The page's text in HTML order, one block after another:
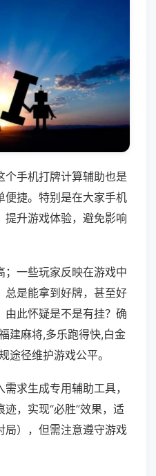
个手机打牌计算辅助也是
便捷。特别是在大家手机
提升游戏体验，避免影响
；一些玩家反映在游戏中
总是能拿到好牌，甚至好
由此怀疑是不是有挂？确
建麻将,多乐跑得快,白金
途径维护游戏公平。
求生成专用辅助工具，
，实现“必胜”效果，适
局），但需注意遵守游戏